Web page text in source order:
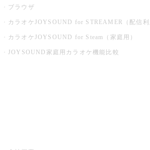
ブラウザ
カラオケJOYSOUND for STREAMER（配信利
カラオケJOYSOUND for Steam（家庭用）
JOYSOUND家庭用カラオケ機能比較